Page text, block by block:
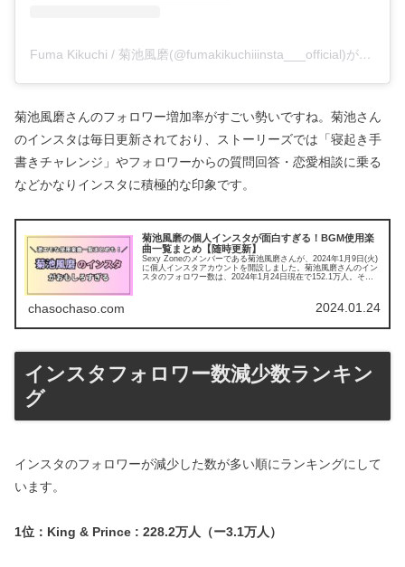
Fuma Kikuchi / 菊池風磨(@fumakikuchiiinsta___official)がシェアした投稿
菊池風磨さんのフォロワー増加率がすごい勢いですね。菊池さん
のインスタは毎日更新されており、ストーリーズでは「寝起き手
書きチャレンジ」やフォロワーからの質問回答・恋愛相談に乗る
などかなりインスタに積極的な印象です。
菊池風磨の個人インスタが面白すぎる！BGM使用楽
曲一覧まとめ【随時更新】
Sexy Zoneのメンバーである菊池風磨さんが、2024年1月9日(火)
に個人インスタアカウントを開設しました。菊池風磨さんのイン
スタのフォロワー数は、2024年1月24日現在で152.1万人。そし
chasochaso.com 2024.01.24
インスタフォロワー数減少数ランキン
グ
インスタのフォロワーが減少した数が多い順にランキングにして
います。
1位：King & Prince : 228.2万人（ー3.1万人）